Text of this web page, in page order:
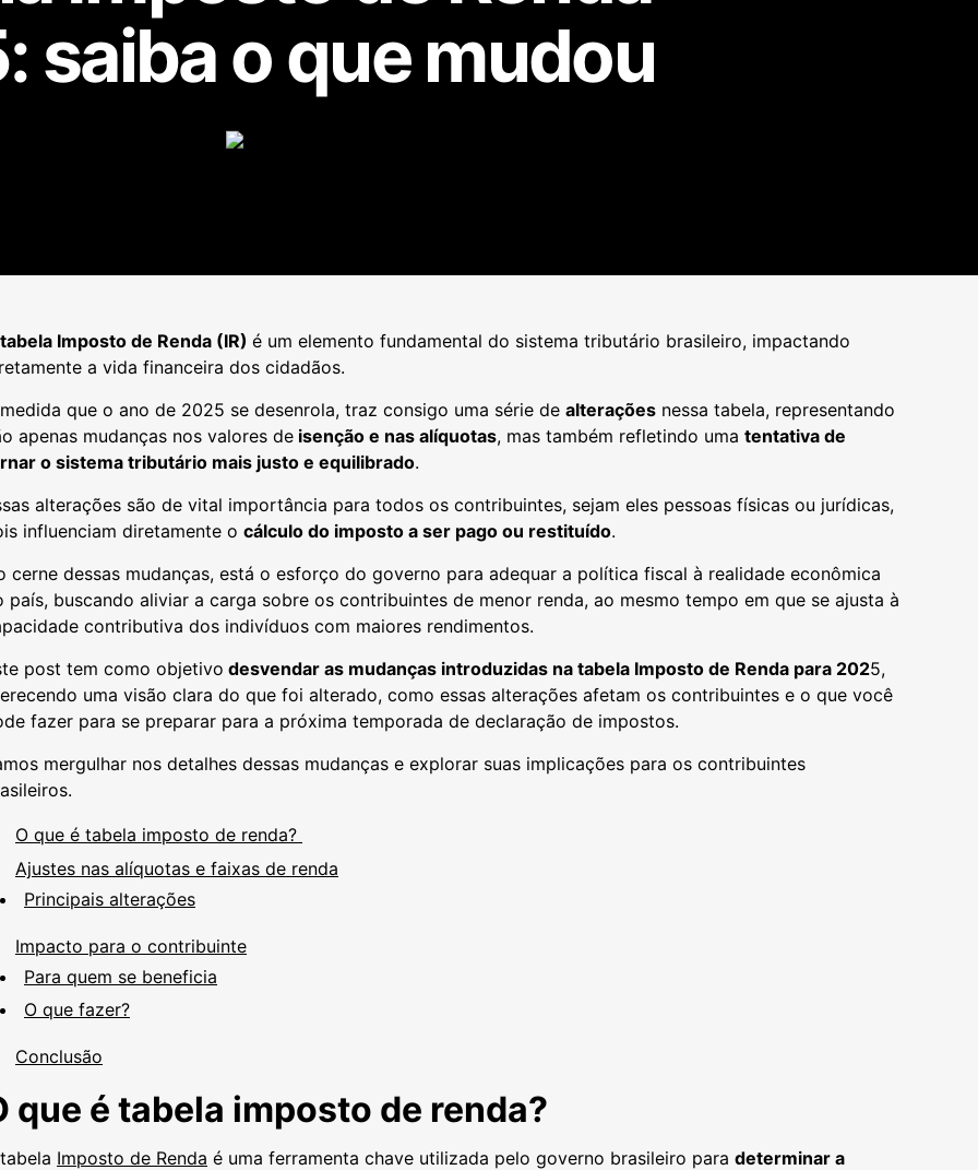
saiba o que mudou
tabela Imposto de Renda (IR) é um elemento fundamental do sistema tributário brasileiro, impactando
a vida financeira dos cidadãos.
que o ano de 2025 se desenrola, traz consigo uma série de alterações nessa tabela, representando
apenas mudanças nos valores de isenção e nas alíquotas, mas também refletindo uma tentativa de
o sistema tributário mais justo e equilibrado.
alterações são de vital importância para todos os contribuintes, sejam eles pessoas físicas ou jurídicas,
influenciam diretamente o cálculo do imposto a ser pago ou restituído.
cerne dessas mudanças, está o esforço do governo para adequar a política fiscal à realidade econômica
país, buscando aliviar a carga sobre os contribuintes de menor renda, ao mesmo tempo em que se ajusta à
contributiva dos indivíduos com maiores rendimentos.
post tem como objetivo desvendar as mudanças introduzidas na tabela Imposto de Renda para 2025,
uma visão clara do que foi alterado, como essas alterações afetam os contribuintes e o que você
fazer para se preparar para a próxima temporada de declaração de impostos.
mergulhar nos detalhes dessas mudanças e explorar suas implicações para os contribuintes
O que é tabela imposto de renda?
Ajustes nas alíquotas e faixas de renda
Principais alterações
Impacto para o contribuinte
Para quem se beneficia
O que fazer?
Conclusão
que é tabela imposto de renda?
Imposto de Renda é uma ferramenta chave utilizada pelo governo brasileiro para determinar a